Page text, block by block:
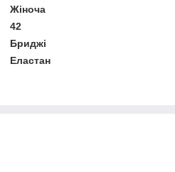
Жіноча
42
Бриджі
Еластан